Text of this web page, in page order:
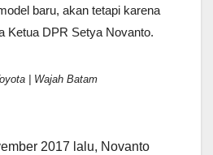
baru, akan tetapi karena
Ketua DPR Setya Novanto.
| Wajah Batam
2017 lalu, Novanto